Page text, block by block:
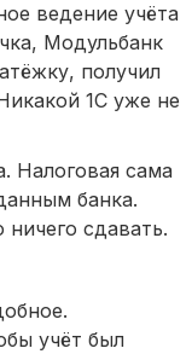
ведение учёта
Модульбанк
получил
1С уже не
Налоговая сама
банка.
сдавать.
учёт был